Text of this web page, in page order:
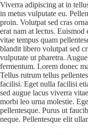
Viverra adipiscing at in
in metus vulputate eu.
proin. Volutpat sed cras
erat nam at lectus.
vitae tempus quam
blandit libero volutpat sed
vulputate ut pharetra.
fermentum. Lorem donec
Tellus rutrum tellus
facilisi. Eget nulla facilisi
sed augue lacus viverra
morbi leo urna molestie.
pellentesque. Purus ut
neque. Pellentesque elit